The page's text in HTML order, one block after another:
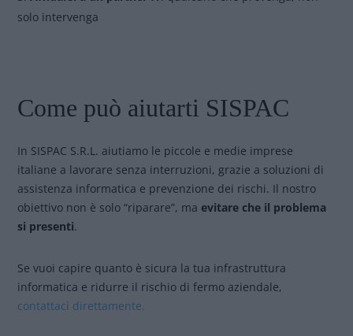
solo intervenga
Come può aiutarti SISPAC
In SISPAC S.R.L. aiutiamo le piccole e medie imprese
italiane a lavorare senza interruzioni, grazie a soluzioni di
assistenza informatica e prevenzione dei rischi. Il nostro
obiettivo non è solo “riparare”, ma evitare che il problema
si presenti.
Se vuoi capire quanto è sicura la tua infrastruttura
informatica e ridurre il rischio di fermo aziendale,
contattaci direttamente.